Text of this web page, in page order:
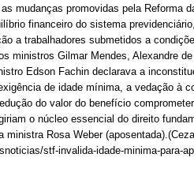
mudanças promovidas pela Reforma
financeiro do sistema
a trabalhadores submetidos a
ministros Gilmar Mendes, Alexandre
Edson Fachin declarava a
de idade mínima, a vedação à
do valor do benefício
o núcleo essencial do direito
ministra Rosa Weber
stf-invalida-idade-minima-para-